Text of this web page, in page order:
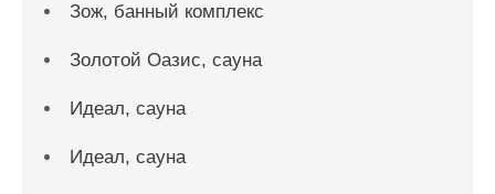
Зож, банный комплекс
Золотой Оазис, сауна
Идеал, сауна
Идеал, сауна